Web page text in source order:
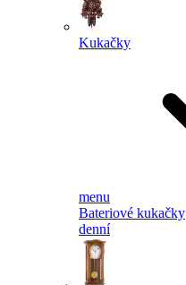
Kukačky
menu
Bateriové kukačky
denní